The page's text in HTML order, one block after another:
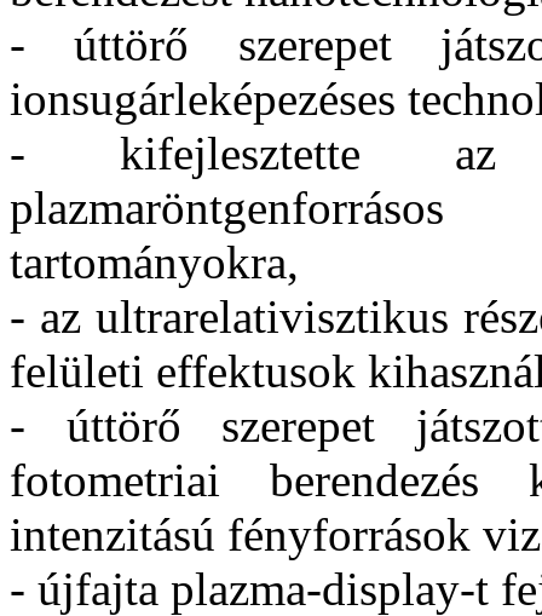
- úttörő szerepet
ionsugárleképezéses
- kifejlesztette az
tartományokra,
- az ultrarelativisztikus
felületi effektusok
- úttörő szerepet
fotometriai berendezés
intenzitású fényforrások
- újfajta plazma-display-t